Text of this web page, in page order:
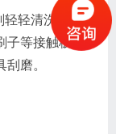
轻清洗板面上
子等接触板
磨。